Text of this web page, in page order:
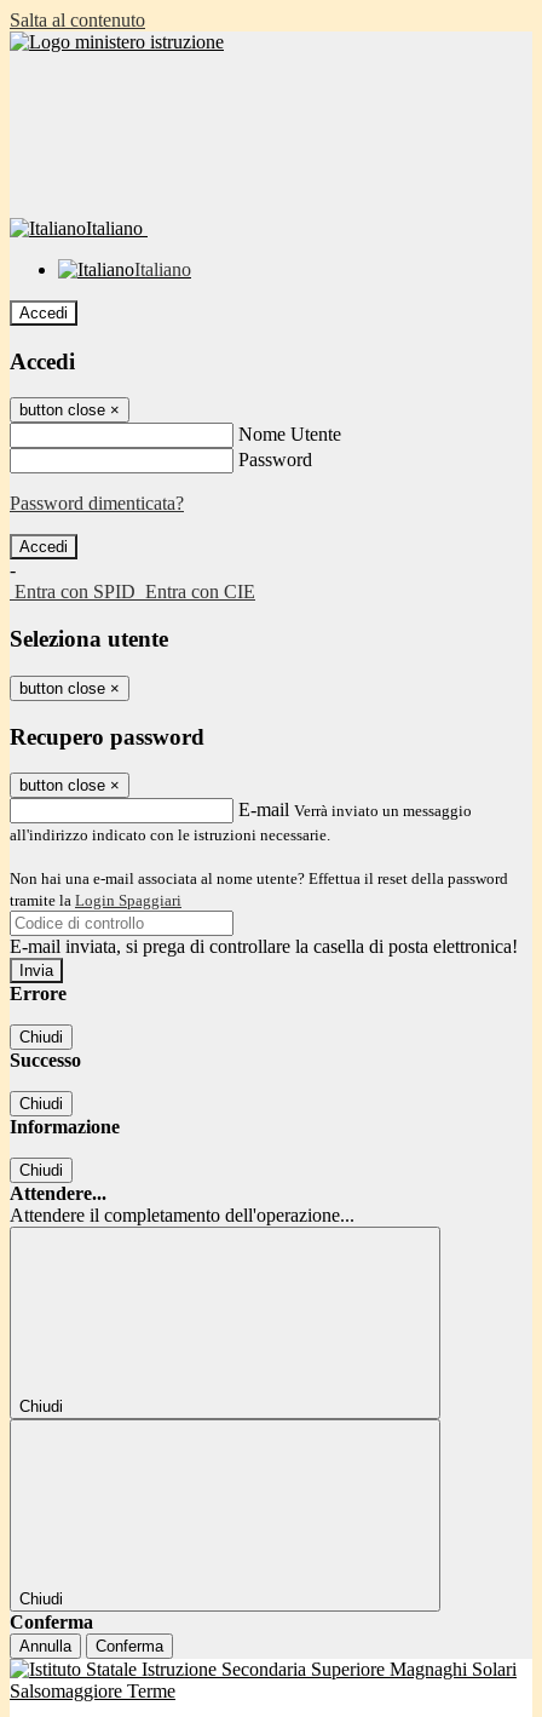
Salta al contenuto
Italiano
Italiano
Accedi
Accedi
button close ×
Nome Utente
Password
Password dimenticata?
-
Entra con SPID Entra con CIE
Seleziona utente
button close ×
Recupero password
button close ×
E-mail Verrà inviato un messaggio
all'indirizzo indicato con le istruzioni necessarie.
Non hai una e-mail associata al nome utente? Effettua il reset della password
tramite la Login Spaggiari
E-mail inviata, si prega di controllare la casella di posta elettronica!
Errore
Chiudi
Successo
Chiudi
Informazione
Chiudi
Attendere...
Attendere il completamento dell'operazione...
Chiudi
Chiudi
Conferma
Annulla Conferma